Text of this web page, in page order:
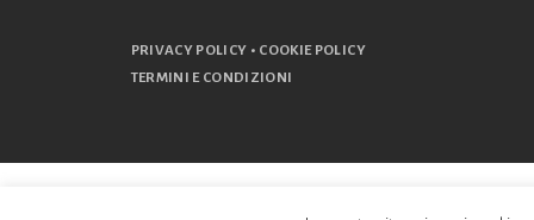
PRIVACY POLICY • COOKIE POLICY
TERMINI E CONDIZIONI